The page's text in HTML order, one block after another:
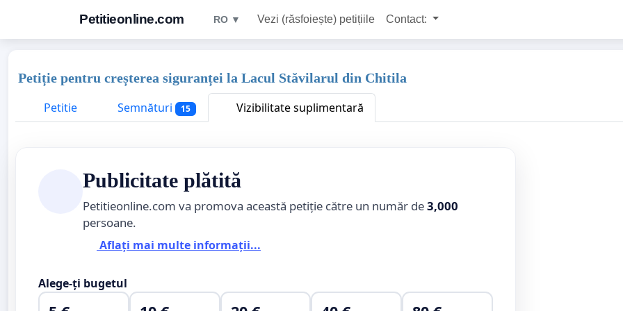
Petitieonline.com RO ▼ Vezi (răsfoiește) petițiile Contact:
Petiție pentru creșterea siguranței la Lacul Stăvilarul din Chitila
Petitie
Semnături 15 Vizibilitate suplimentară
Publicitate plătită
Petitieonline.com va promova această petiție către un număr de3,000
persoane.
Aflați mai multe informații...
Alege-ți bugetul